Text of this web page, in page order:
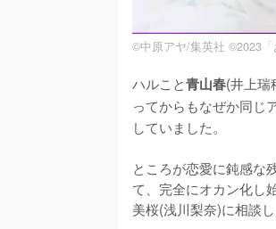
©中原アヤ/集英社 ©2023
ハルこと青山春(井上瑞
ってからもなぜか同じ
していました。
ところが恋愛に鈍感な
て、完全にオカン化し
美桜(浅川梨奈)に相談